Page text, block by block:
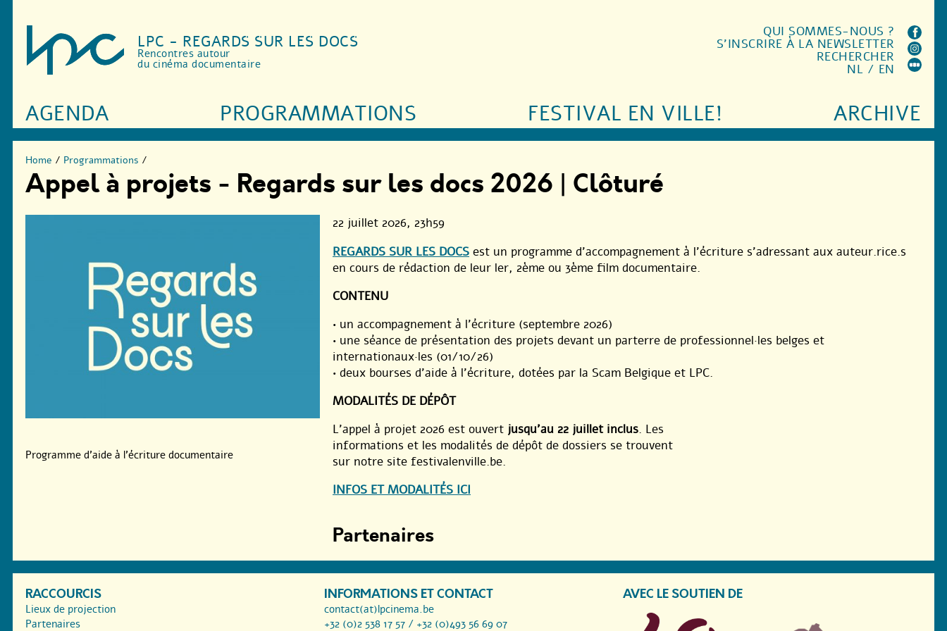
LPC - REGARDS SUR LES DOCS
Rencontres autour
du cinéma documentaire
AGENDA PROGRAMMATIONS FESTIVAL EN VILLE! ARCHIVE
QUI SOMMES-NOUS ?
S'INSCRIRE À LA NEWSLETTER
RECHERCHER
NL / EN
Home / Programmations /
Appel à projets - Regards sur les docs 2026 | Clôturé
Programme d’aide à l’écriture documentaire
22 juillet 2026, 23h59
REGARDS SUR LES DOCS est un programme d’accompagnement à l’écriture s’adressant aux auteur.rice.s
en cours de rédaction de leur ler, 2ème ou 3ème film documentaire.
CONTENU
• un accompagnement à l’écriture (septembre 2026)
• une séance de présentation des projets devant un parterre de professionnel·les belges et
internationaux·les (01/10/26)
• deux bourses d’aide à l’écriture, dotées par la Scam Belgique et LPC.
MODALITÉS DE DÉPÔT
L’appel à projet 2026 est ouvert jusqu’au 22 juillet inclus. Les
informations et les modalités de dépôt de dossiers se trouvent
sur notre site festivalenville.be.
INFOS ET MODALITÉS ICI
Partenaires
RACCOURCIS
Lieux de projection
Partenaires
INFORMATIONS ET CONTACT
contact(at)lpcinema.be
+32 (0)2 538 17 57 / +32 (0)493 56 69 07
AVEC LE SOUTIEN DE